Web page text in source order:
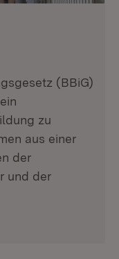
(BBiG)
zu
aus einer
der
und der